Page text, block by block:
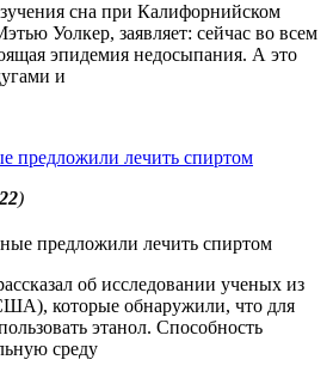
сна при Калифорнийском
Уолкер, заявляет: сейчас во всем
эпидемия недосыпания. А это
и
предложили лечить спиртом
22)
об исследовании ученых из
которые обнаружили, что для
этанол. Способность
среду